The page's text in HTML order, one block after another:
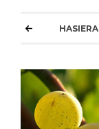
HASIERA